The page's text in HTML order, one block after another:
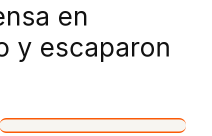
en
y escaparon
VIVO